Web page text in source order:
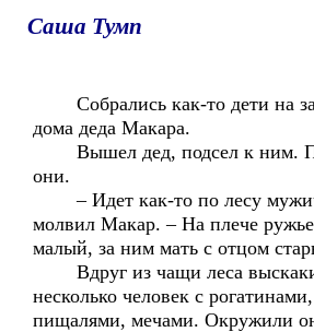
Саша Тумп
Собрались как-то дети на
дома деда Макара.
Вышел дед, подсел к ним.
они.
– Идет как-то по лесу
молвил Макар. – На плече
малый, за ним мать с отцом
Вдруг из чащи леса
несколько человек с
пищалями, мечами. Окружили